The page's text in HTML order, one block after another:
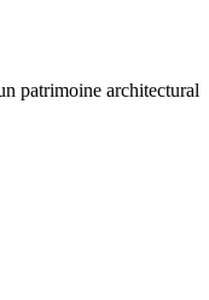
patrimoine architectural